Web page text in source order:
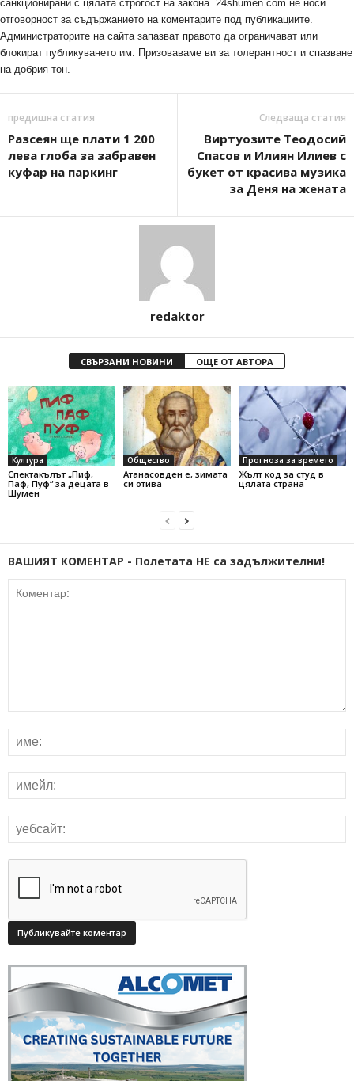
санкционирани с цялата строгост на закона. 24shumen.com не носи
отговорност за съдържанието на коментарите под публикациите.
Администраторите на сайта запазват правото да ограничават или
блокират публикуването им. Призоваваме ви за толерантност и спазване
на добрия тон.
предишна статия
Разсеян ще плати 1 200
лева глоба за забравен
куфар на паркинг
Следваща статия
Виртуозите Теодосий
Спасов и Илиян Илиев с
букет от красива музика
за Деня на жената
redaktor
СВЪРЗАНИ НОВИНИ ОЩЕ ОТ АВТОРА
Култура
Спектакълът „Пиф,
Паф, Пуф“ за децата в
Шумен
Общество
Атанасовден е, зимата
си отива
Прогноза за времето
Жълт код за студ в
цялата страна
ВАШИЯТ КОМЕНТАР - Полетата НЕ са задължителни!